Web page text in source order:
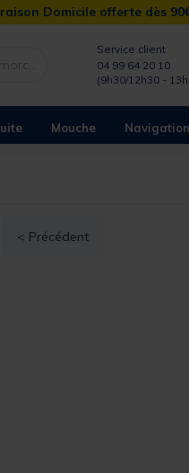
Domicile offerte dès
Service client
04 99 64 20 10
(9h30/12h30 -
Mouche Navigation
< Précédent